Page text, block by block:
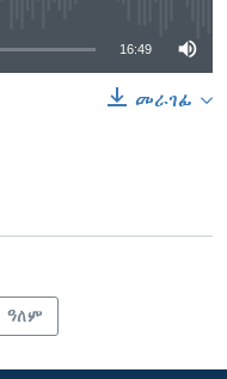
16:49
መራገፊ
ዓለም